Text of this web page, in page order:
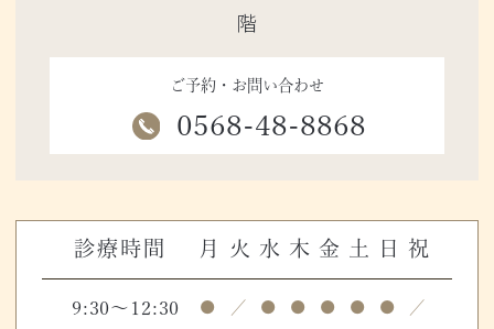
階
ご予約・お問い合わせ
0568-48-8868
診療時間 月 火 水 木 金 土 日 祝
9:30～12:30 ● ／ ● ● ● ● ● ／